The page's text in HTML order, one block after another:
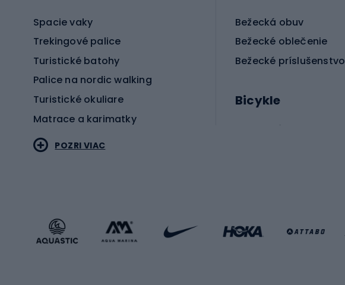
Spacie vaky
Trekingové palice
Turistické batohy
Palice na nordic walking
Turistické okuliare
Matrace a karimatky
Príslušenstvo v športovom štýle
Bežecká obuv
Bežecké oblečenie
Bežecké príslušenstvo
Bicykle
Elektrické bicykle
Bicykle pre deti
POZRI VIAC